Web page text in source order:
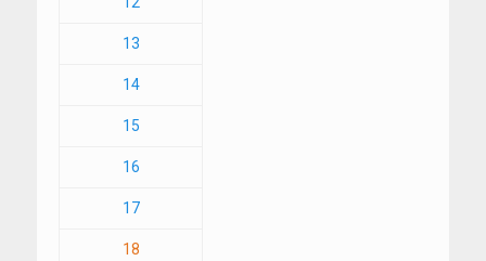
13
14
15
16
17
18